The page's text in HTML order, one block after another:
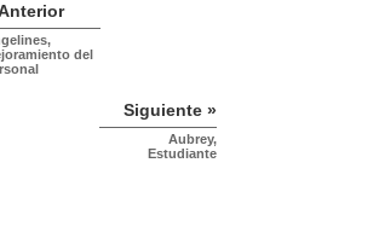
del
Siguiente »
Aubrey,
Estudiante